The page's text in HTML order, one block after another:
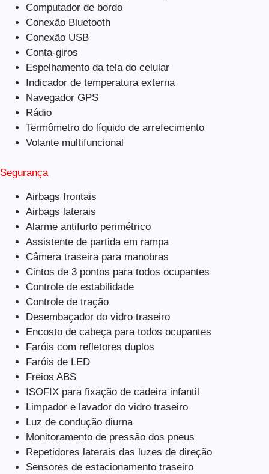
Computador de bordo
Conexão Bluetooth
Conexão USB
Conta-giros
Espelhamento da tela do celular
Indicador de temperatura externa
Navegador GPS
Rádio
Termômetro do líquido de arrefecimento
Volante multifuncional
Segurança
Airbags frontais
Airbags laterais
Alarme antifurto perimétrico
Assistente de partida em rampa
Câmera traseira para manobras
Cintos de 3 pontos para todos ocupantes
Controle de estabilidade
Controle de tração
Desembaçador do vidro traseiro
Encosto de cabeça para todos ocupantes
Faróis com refletores duplos
Faróis de LED
Freios ABS
ISOFIX para fixação de cadeira infantil
Limpador e lavador do vidro traseiro
Luz de condução diurna
Monitoramento de pressão dos pneus
Repetidores laterais das luzes de direção
Sensores de estacionamento traseiro